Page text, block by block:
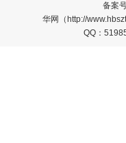
备案
华网（http://
QQ：